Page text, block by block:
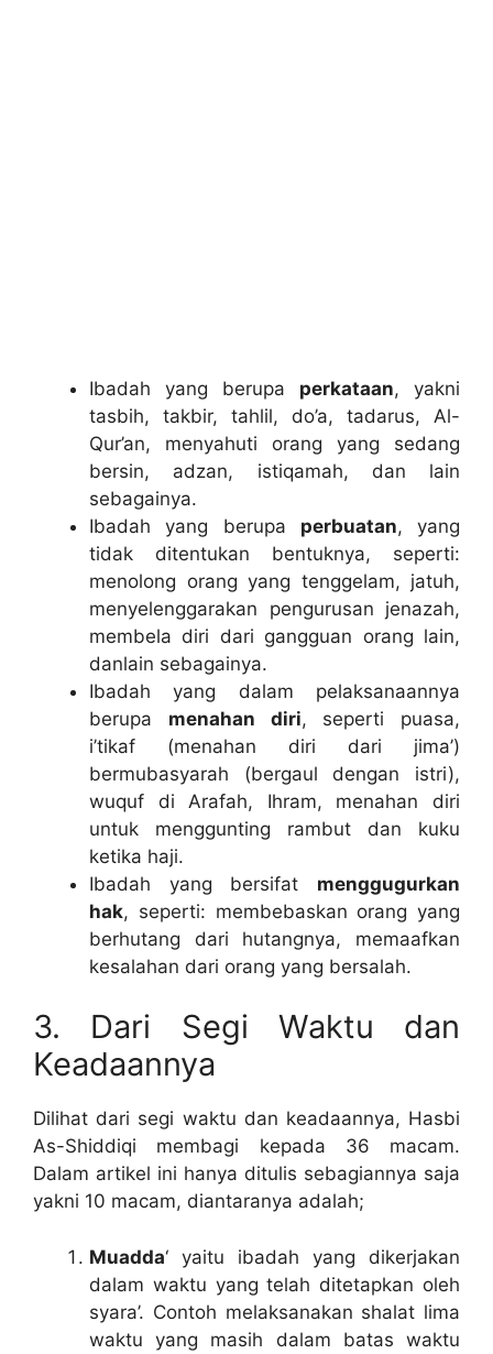
Ibadah yang berupa perkataan, yakni
tasbih, takbir, tahlil, do’a, tadarus, Al-
Qur’an, menyahuti orang yang sedang
bersin, adzan, istiqamah, dan lain
sebagainya.
Ibadah yang berupa perbuatan, yang
tidak ditentukan bentuknya, seperti:
menolong orang yang tenggelam, jatuh,
menyelenggarakan pengurusan jenazah,
membela diri dari gangguan orang lain,
danlain sebagainya.
Ibadah yang dalam pelaksanaannya
berupa menahan diri, seperti puasa,
i’tikaf (menahan diri dari jima’)
bermubasyarah (bergaul dengan istri),
wuquf di Arafah, Ihram, menahan diri
untuk menggunting rambut dan kuku
ketika haji.
Ibadah yang bersifat menggugurkan
hak, seperti: membebaskan orang yang
berhutang dari hutangnya, memaafkan
kesalahan dari orang yang bersalah.
3. Dari Segi Waktu dan
Keadaannya
Dilihat dari segi waktu dan keadaannya, Hasbi
As-Shiddiqi membagi kepada 36 macam.
Dalam artikel ini hanya ditulis sebagiannya saja
yakni 10 macam, diantaranya adalah;
Muadda‘ yaitu ibadah yang dikerjakan
dalam waktu yang telah ditetapkan oleh
syara’. Contoh melaksanakan shalat lima
waktu yang masih dalam batas waktu